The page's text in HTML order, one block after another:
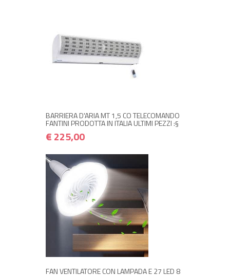
BARRIERA D'ARIA MT 1,5 CO TELECOMANDO
FANTINI PRODOTTA IN ITALIA ULTIMI PEZZI :§
€ 225,00
+ ACQUISTA
FAN VENTILATORE CON LAMPADA E 27 LED 8
+ ACQUISTA